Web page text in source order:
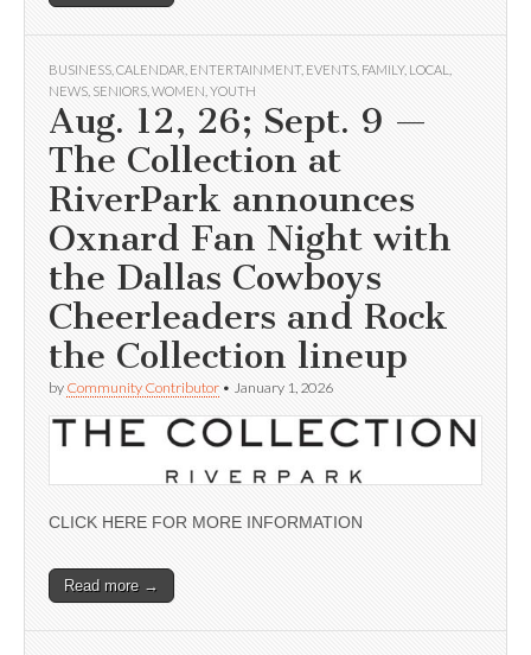
BUSINESS CALENDAR ENTERTAINMENT, EVENTS FAMILY, LOCAL
NEWS SENIORS WOMEN YOUTH
Aug. 12, 26; Sept. 9 —
The Collection at
RiverPark announces
Oxnard Fan Night with
the Dallas Cowboys
Cheerleaders and Rock
the Collection lineup
by Community Contributor • January 1, 2026
CLICK HERE FOR MORE INFORMATION
Read more →